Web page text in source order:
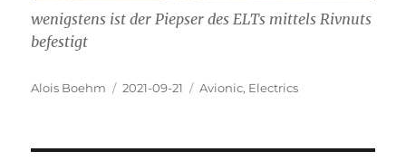
wenigstens ist der Piepser des ELTs mittels Rivnuts
befestigt
Autor
Alois Boehm
Veröffentlicht
2021-09-21 Kategorien
Avionic, Electrics